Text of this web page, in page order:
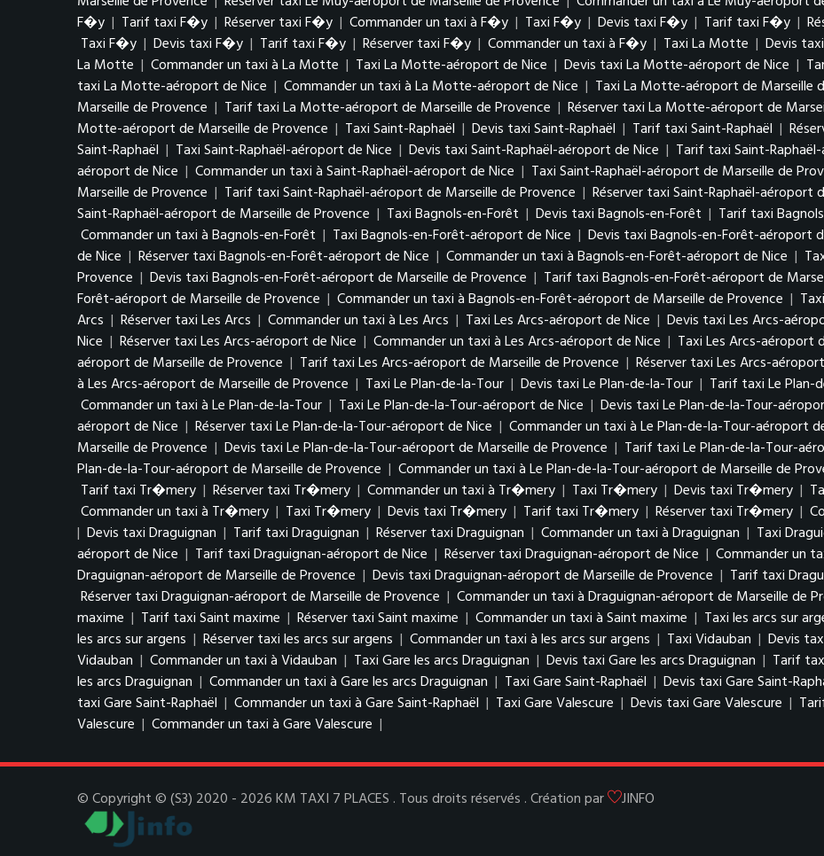
F�y | Tarif taxi F�y | Réserver taxi F�y | Commander un taxi à F�y | Taxi F�y | Devis taxi F�y | Tarif taxi F�y |
Taxi F�y | Devis taxi F�y | Tarif taxi F�y | Réserver taxi F�y | Commander un taxi à F�y | Taxi La Motte | Devis
La Motte | Commander un taxi à La Motte | Taxi La Motte-aéroport de Nice | Devis taxi La Motte-aéroport de Nice |
taxi La Motte-aéroport de Nice | Commander un taxi à La Motte-aéroport de Nice | Taxi La Motte-aéroport de Marseille
Marseille de Provence | Tarif taxi La Motte-aéroport de Marseille de Provence | Réserver taxi La Motte-aéroport de
Motte-aéroport de Marseille de Provence | Taxi Saint-Raphaël | Devis taxi Saint-Raphaël | Tarif taxi Saint-Raphaël |
Saint-Raphaël | Taxi Saint-Raphaël-aéroport de Nice | Devis taxi Saint-Raphaël-aéroport de Nice | Tarif taxi Saint-
aéroport de Nice | Commander un taxi à Saint-Raphaël-aéroport de Nice | Taxi Saint-Raphaël-aéroport de Marseille de
Marseille de Provence | Tarif taxi Saint-Raphaël-aéroport de Marseille de Provence | Réserver taxi Saint-Raphaël-aéroport
Saint-Raphaël-aéroport de Marseille de Provence | Taxi Bagnols-en-Forêt | Devis taxi Bagnols-en-Forêt | Tarif taxi
Commander un taxi à Bagnols-en-Forêt | Taxi Bagnols-en-Forêt-aéroport de Nice | Devis taxi Bagnols-en-Forêt-aéroport
de Nice | Réserver taxi Bagnols-en-Forêt-aéroport de Nice | Commander un taxi à Bagnols-en-Forêt-aéroport de Nice |
Provence | Devis taxi Bagnols-en-Forêt-aéroport de Marseille de Provence | Tarif taxi Bagnols-en-Forêt-aéroport de
Forêt-aéroport de Marseille de Provence | Commander un taxi à Bagnols-en-Forêt-aéroport de Marseille de Provence |
Arcs | Réserver taxi Les Arcs | Commander un taxi à Les Arcs | Taxi Les Arcs-aéroport de Nice | Devis taxi Les Arcs-
Nice | Réserver taxi Les Arcs-aéroport de Nice | Commander un taxi à Les Arcs-aéroport de Nice | Taxi Les Arcs-aéroport
aéroport de Marseille de Provence | Tarif taxi Les Arcs-aéroport de Marseille de Provence | Réserver taxi Les Arcs-
à Les Arcs-aéroport de Marseille de Provence | Taxi Le Plan-de-la-Tour | Devis taxi Le Plan-de-la-Tour | Tarif taxi Le Plan-
Commander un taxi à Le Plan-de-la-Tour | Taxi Le Plan-de-la-Tour-aéroport de Nice | Devis taxi Le Plan-de-la-Tour-
aéroport de Nice | Réserver taxi Le Plan-de-la-Tour-aéroport de Nice | Commander un taxi à Le Plan-de-la-Tour-aéroport
Marseille de Provence | Devis taxi Le Plan-de-la-Tour-aéroport de Marseille de Provence | Tarif taxi Le Plan-de-la-Tour-
Plan-de-la-Tour-aéroport de Marseille de Provence | Commander un taxi à Le Plan-de-la-Tour-aéroport de Marseille de
Tarif taxi Tr�mery | Réserver taxi Tr�mery | Commander un taxi à Tr�mery | Taxi Tr�mery | Devis taxi Tr�mery |
Commander un taxi à Tr�mery | Taxi Tr�mery | Devis taxi Tr�mery | Tarif taxi Tr�mery | Réserver taxi Tr�mery |
| Devis taxi Draguignan | Tarif taxi Draguignan | Réserver taxi Draguignan | Commander un taxi à Draguignan | Taxi
aéroport de Nice | Tarif taxi Draguignan-aéroport de Nice | Réserver taxi Draguignan-aéroport de Nice | Commander un
Draguignan-aéroport de Marseille de Provence | Devis taxi Draguignan-aéroport de Marseille de Provence | Tarif taxi
Réserver taxi Draguignan-aéroport de Marseille de Provence | Commander un taxi à Draguignan-aéroport de Marseille de
maxime | Tarif taxi Saint maxime | Réserver taxi Saint maxime | Commander un taxi à Saint maxime | Taxi les arcs sur
les arcs sur argens | Réserver taxi les arcs sur argens | Commander un taxi à les arcs sur argens | Taxi Vidauban | Devis
Vidauban | Commander un taxi à Vidauban | Taxi Gare les arcs Draguignan | Devis taxi Gare les arcs Draguignan | Tarif
les arcs Draguignan | Commander un taxi à Gare les arcs Draguignan | Taxi Gare Saint-Raphaël | Devis taxi Gare Saint-
taxi Gare Saint-Raphaël | Commander un taxi à Gare Saint-Raphaël | Taxi Gare Valescure | Devis taxi Gare Valescure |
Valescure | Commander un taxi à Gare Valescure |
© Copyright © (S3) 2020 - 2026 KM TAXI 7 PLACES . Tous droits réservés . Création par JINFO